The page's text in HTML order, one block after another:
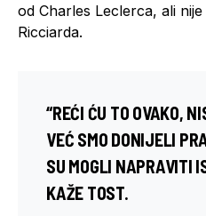
od Charles Leclerca, ali
Ricciarda.
“REĆI ĆU TO OVAKO,
VEĆ SMO DONIJELI
SU MOGLI NAPRAVITI
KAŽE TOST.